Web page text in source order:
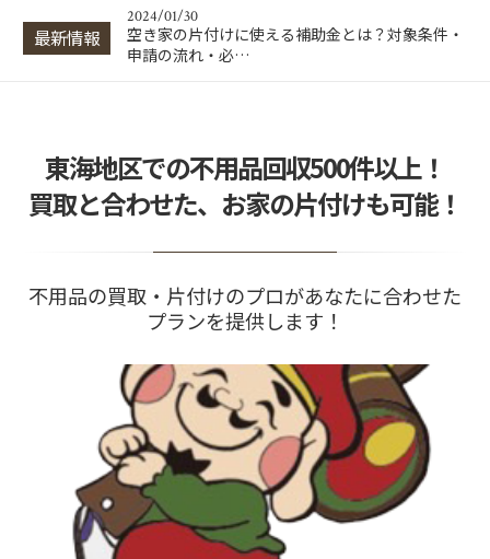
最新情報
2024/01/30
空き家の片付けに使える補助金とは？対象条件・
申請の流れ・必…
片付け業者の費用相場は？間取り別の料金目安と
業者選びのポイ…
東海地区での不用品回収500件以上！
買取と合わせた、お家の片付けも可能！
不用品の買取・片付けのプロがあなたに合わせた
プランを提供します！